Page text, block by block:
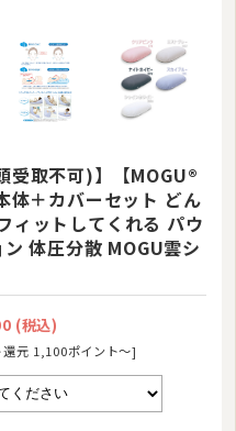
取不可)】【MOGU®
体＋カバーセット どん
ィットしてくれる パウ
体圧分散 MOGU雲シ
(税込)
元 1,100ポイント〜]